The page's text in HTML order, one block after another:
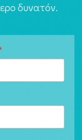
δυνατόν.